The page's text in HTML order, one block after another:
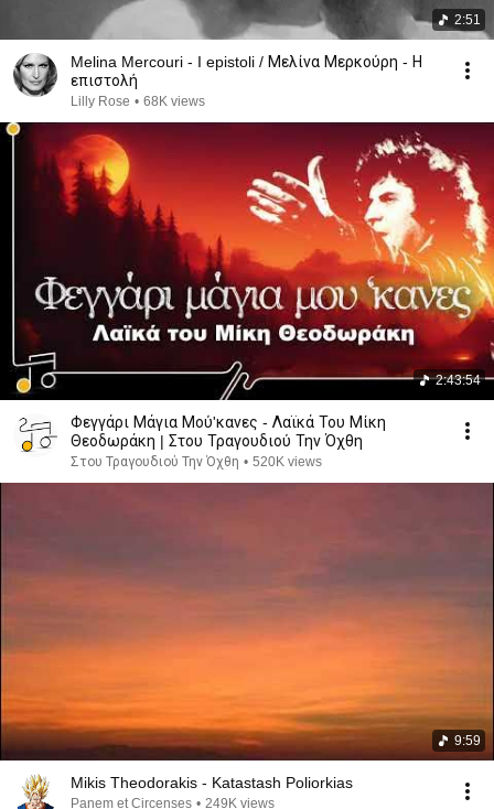
2:51
Melina Mercouri - I epistoli / Μελίνα Μερκούρη - Η
επιστολή
Lilly Rose • 68K views
2:43:54
Φεγγάρι Μάγια Μού'κανες - Λαϊκά Του Μίκη
Θεοδωράκη | Στου Τραγουδιού Την Όχθη
Στου Τραγουδιού Την Όχθη • 520K views
9:59
Mikis Theodorakis - Katastash Poliorkias
Panem et Circenses • 249K views